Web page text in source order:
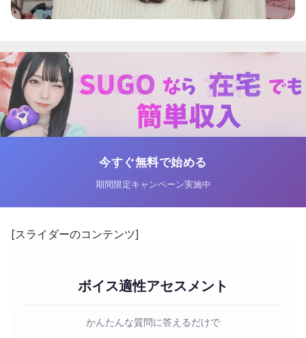
今すぐ無料で始める
期間限定キャンペーン実施中
[スライダーのコンテンツ]
ボイス適性アセスメント
かんたんな質問に答えるだけで